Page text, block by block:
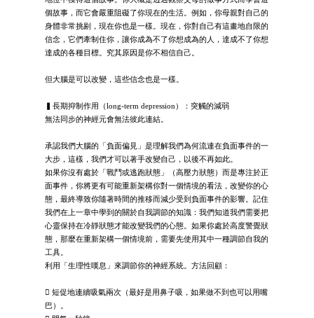
個故事，而它會嚴重阻礙了你現在的生活。例如，你母親對自己的
身體非常挑剔，現在你也是一樣。現在，你對自己有這畫地自限的
信念，它們牽制住你，讓你成為不了你想成為的人，達成不了你想
達成的各種目標。究其原因是你不相信自己。
但大腦是可以改變，這些信念也是一樣。
▍長期抑制作用（long-term depression）：突觸的減弱
無法同步的神經元會無法彼此連結。
承認我們大腦的「負面偏見」是理解我們為何流連在負面事件的一
大步，這樣，我們才可以著手改變自己，以後不再如此。
如果你沒有處於「戰鬥或逃跑狀態」（高壓力狀態）而是專注於正
面事件，你將更有可能重新架構你對一個情境的看法，改變你的心
態，最終導致你隨著時間的推移而減少受到負面事件的影響。記住
我們在上一章中學到的關於自我調節的知識：我們知道我們需要把
心靈保持在冷靜狀態才能改變我們的心態。如果你處於高度警覺狀
態，那麼在重新架構一個情境前，需要先使用其中一種調節自我的
工具。
利用「生理性嘆息」來調節你的神經系統。方法回顧：
 短促地連續吸氣兩次（最好是用鼻子吸，如果做不到也可以用嘴
巴）。